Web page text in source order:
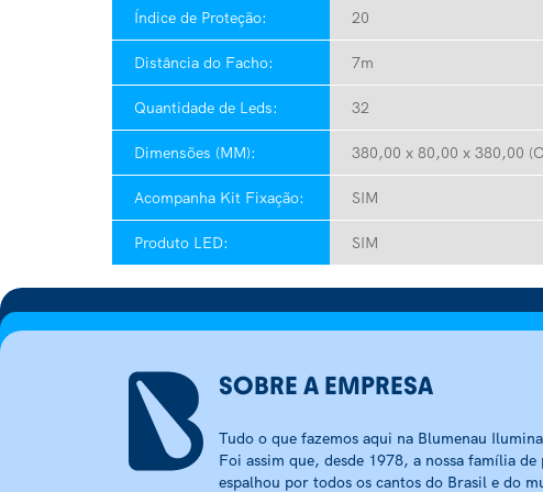
Índice de Proteção: 20
Distância do Facho: 7m
Quantidade de Leds: 32
Dimensões (MM): 380,00 x 80,00 x 380,00
Acompanha Kit Fixação: SIM
Produto LED: SIM
SOBRE A EMPRESA
Tudo o que fazemos aqui na Blumenau
Foi assim que, desde 1978, a nossa família de
espalhou por todos os cantos do Brasil e do